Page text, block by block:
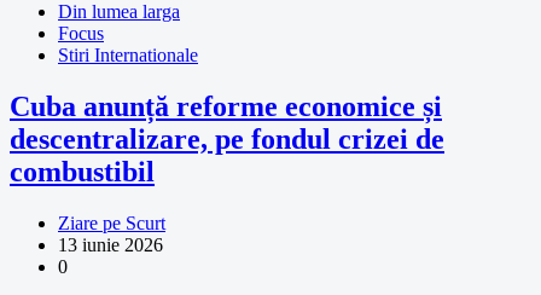
Din lumea larga
Focus
Stiri Internationale
Cuba anunță reforme economice și
descentralizare, pe fondul crizei de
combustibil
Ziare pe Scurt
13 iunie 2026
0